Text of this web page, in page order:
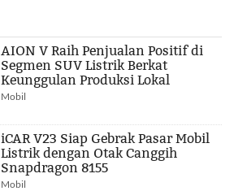
AION V Raih Penjualan Positif di
Segmen SUV Listrik Berkat
Keunggulan Produksi Lokal
Mobil
iCAR V23 Siap Gebrak Pasar Mobil
Listrik dengan Otak Canggih
Snapdragon 8155
Mobil